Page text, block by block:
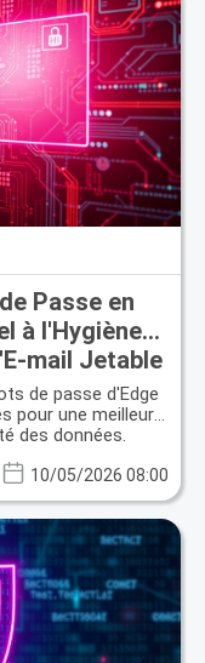
Passe en
à l'Hygiène
mail Jetable
de passe d'Edge
pour une meilleure
des données.
10/05/2026 08:00